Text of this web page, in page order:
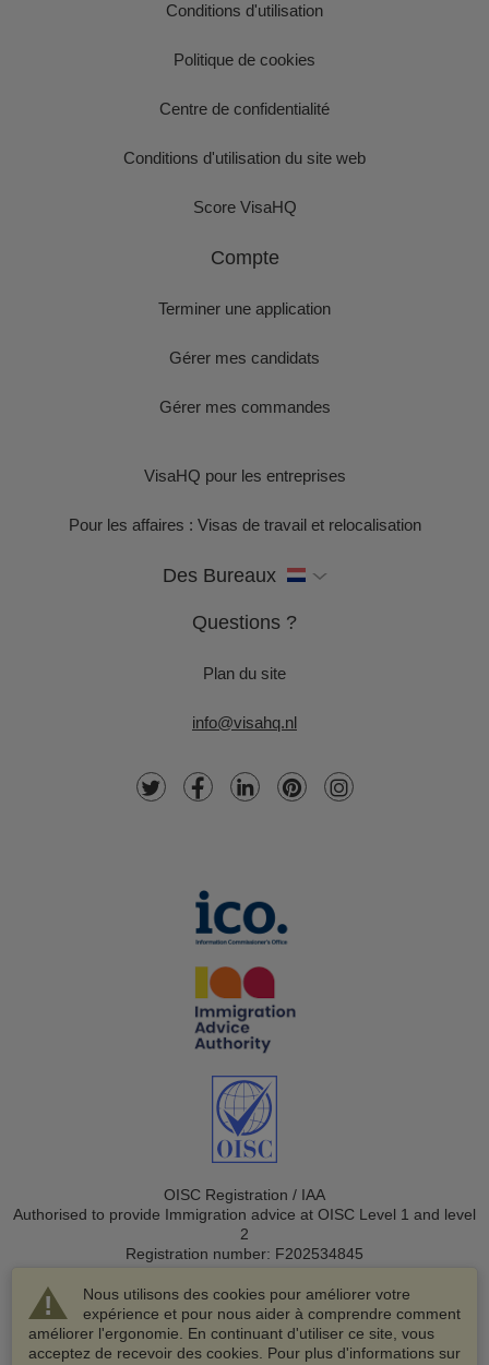
Nous utilisons des cookies pour améliorer votre
expérience et pour nous aider à comprendre comment
améliorer l'ergonomie. En continuant d'utiliser ce site, vous
acceptez de recevoir des cookies. Pour plus d'informations sur
Conditions d'utilisation
Politique de cookies
Centre de confidentialité
Conditions d'utilisation du site web
Score VisaHQ
Compte
Terminer une application
Gérer mes candidats
Gérer mes commandes
VisaHQ pour les entreprises
Pour les affaires : Visas de travail et relocalisation
Des Bureaux
Questions ?
Plan du site
info@visahq.nl
OISC Registration / IAA
Authorised to provide Immigration advice at OISC Level 1 and level
2
Registration number: F202534845